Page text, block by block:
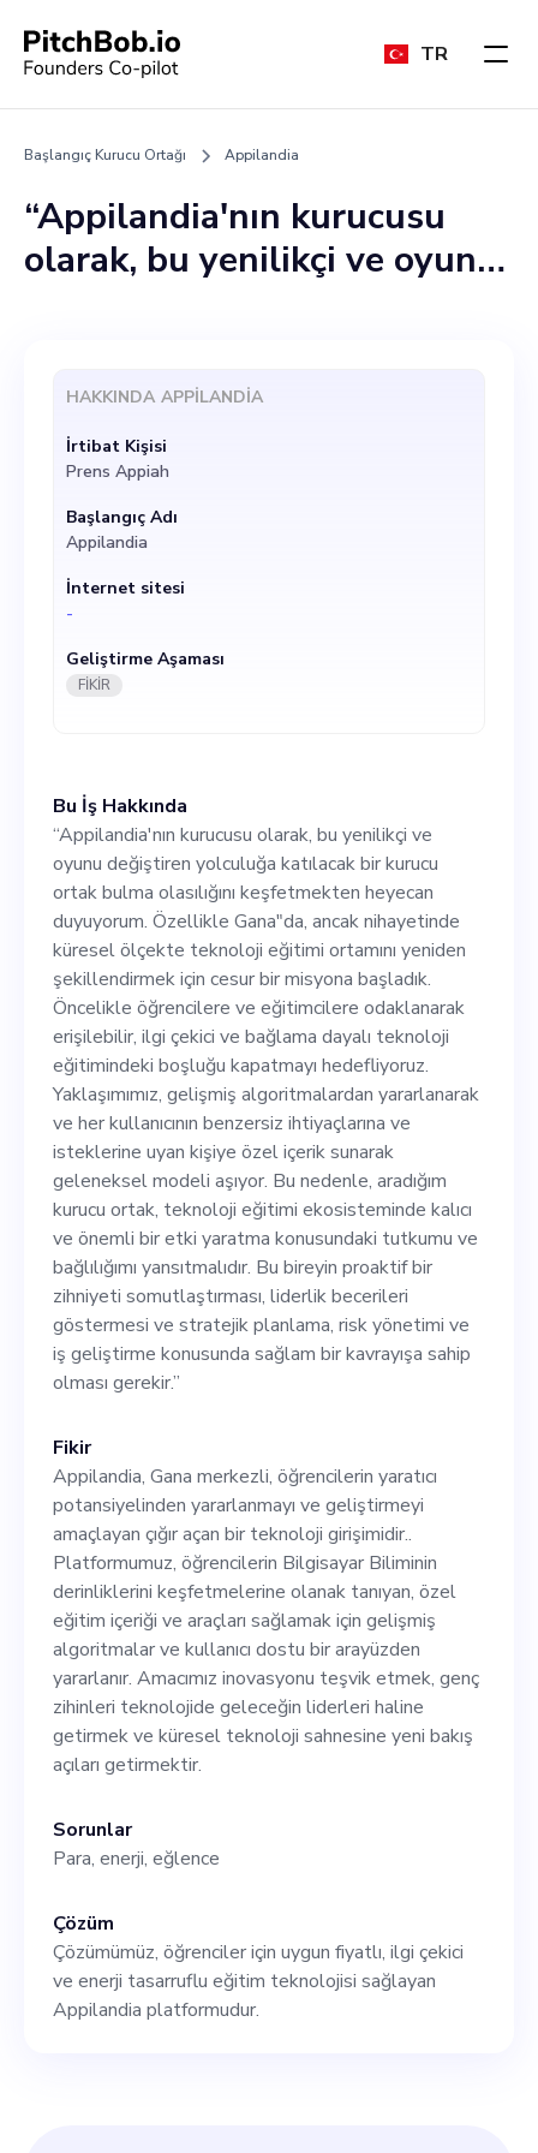
TR
Başlangıç Kurucu Ortağı Appilandia
“Appilandia'nın kurucusu
olarak, bu yenilikçi ve oyunu
bulma olasılığını
keşfetmekten heyecan
duyuyorum. Özellikle
Gana"da, ancak nihayetinde
küresel ölçekte teknoloji
eğitimi ortamını yeniden
şekillendirmek için cesur bir
misyona başladık. Öncelikle
çekici ve bağlama dayalı
teknoloji eğitimindeki
boşluğu kapatmayı
hedefliyoruz. Yaklaşımımız,
gelişmiş algoritmalardan
yararlanarak ve her
kullanıcının benzersiz
ihtiyaçlarına ve isteklerine
uyan kişiye özel içerik
sunarak geleneksel modeli
aşıyor. Bu nedenle, aradığım
kurucu ortak, teknoloji
eğitimi ekosisteminde kalıcı
ve önemli bir etki yaratma
konusundaki tutkumu ve
bağlılığımı yansıtmalıdır. Bu
bireyin proaktif bir zihniyeti
somutlaştırması, liderlik
becerileri göstermesi ve
stratejik planlama, risk
yönetimi ve iş geliştirme
konusunda sağlam bir
kavrayışa sahip olması
gerekir.”
Bu İş Hakkında
“Appilandia'nın kurucusu olarak, bu yenilikçi ve
oyunu değiştiren yolculuğa katılacak bir kurucu
ortak bulma olasılığını keşfetmekten heyecan
duyuyorum. Özellikle Gana"da, ancak nihayetinde
küresel ölçekte teknoloji eğitimi ortamını yeniden
şekillendirmek için cesur bir misyona başladık.
Öncelikle öğrencilere ve eğitimcilere odaklanarak
erişilebilir, ilgi çekici ve bağlama dayalı teknoloji
eğitimindeki boşluğu kapatmayı hedefliyoruz.
Yaklaşımımız, gelişmiş algoritmalardan yararlanarak
ve her kullanıcının benzersiz ihtiyaçlarına ve
isteklerine uyan kişiye özel içerik sunarak
geleneksel modeli aşıyor. Bu nedenle, aradığım
kurucu ortak, teknoloji eğitimi ekosisteminde kalıcı
ve önemli bir etki yaratma konusundaki tutkumu ve
bağlılığımı yansıtmalıdır. Bu bireyin proaktif bir
zihniyeti somutlaştırması, liderlik becerileri
göstermesi ve stratejik planlama, risk yönetimi ve
iş geliştirme konusunda sağlam bir kavrayışa sahip
olması gerekir.”
Fikir
Appilandia, Gana merkezli, öğrencilerin yaratıcı
potansiyelinden yararlanmayı ve geliştirmeyi
amaçlayan çığır açan bir teknoloji girişimidir..
Platformumuz, öğrencilerin Bilgisayar Biliminin
derinliklerini keşfetmelerine olanak tanıyan, özel
eğitim içeriği ve araçları sağlamak için gelişmiş
algoritmalar ve kullanıcı dostu bir arayüzden
yararlanır. Amacımız inovasyonu teşvik etmek, genç
zihinleri teknolojide geleceğin liderleri haline
getirmek ve küresel teknoloji sahnesine yeni bakış
açıları getirmektir.
Sorunlar
Para, enerji, eğlence
Çözüm
Çözümümüz, öğrenciler için uygun fiyatlı, ilgi çekici
ve enerji tasarruflu eğitim teknolojisi sağlayan
Appilandia platformudur.
HAKKINDA APPILANDIA
İrtibat Kişisi
Prens Appiah
Başlangıç Adı
Appilandia
İnternet sitesi
-
Geliştirme Aşaması
FİKİR